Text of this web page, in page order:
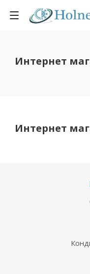
Интернет
Интернет